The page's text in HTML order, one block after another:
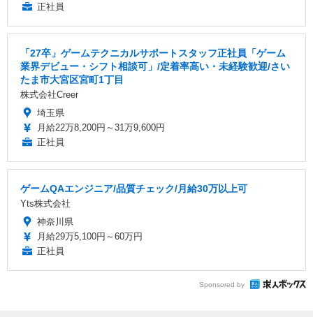
正社員
「27卒」ゲームテクニカルサポートスタッフ正社員「ゲーム
業界デビュー・シフト相談可」/定着率高い・未経験歓迎/さい
たま市大宮区宮町1丁目
株式会社Creer
埼玉県
月給22万8,200円～31万9,600円
正社員
ゲームQAエンジニア/品質チェック/月給30万以上可
Yts株式会社
神奈川県
月給29万5,100円～60万円
正社員
Sponsored by